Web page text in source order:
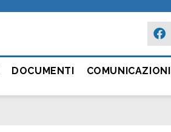
DOCUMENTI COMUNICAZIONI